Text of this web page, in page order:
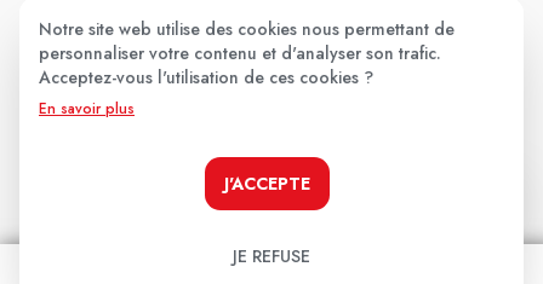
★ ★ ★ ★ ★
Votre avis
Notre site web utilise des cookies nous permettant de
personnaliser votre contenu et d'analyser son trafic.
Acceptez-vous l'utilisation de ces cookies ?
En savoir plus
J'ACCEPTE
JE REFUSE